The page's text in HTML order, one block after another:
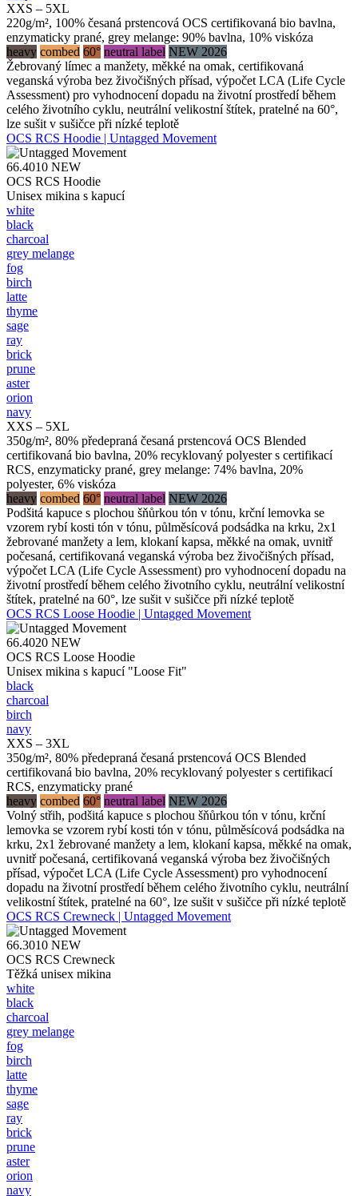
XXS – 5XL
220g/m², 100% česaná prstencová OCS certifikovaná bio bavlna,
enzymaticky prané, grey melange: 90% bavlna, 10% viskóza
heavy combed 60° neutral label NEW 2026
Žebrovaný límec a manžety, měkké na omak, certifikovaná
veganská výroba bez živočišných přísad, výpočet LCA (Life Cycle
Assessment) pro vyhodnocení dopadu na životní prostředí během
celého životního cyklu, neutrální velikostní štítek, pratelné na 60°,
lze sušit v sušičce při nízké teplotě
OCS RCS Hoodie | Untagged Movement
66.4010 NEW
OCS RCS Hoodie
Unisex mikina s kapucí
white
black
charcoal
grey melange
fog
birch
latte
thyme
sage
ray
brick
prune
aster
orion
navy
XXS – 5XL
350g/m², 80% předepraná česaná prstencová OCS Blended
certifikovaná bio bavlna, 20% recyklovaný polyester s certifikací
RCS, enzymaticky prané, grey melange: 74% bavlna, 20%
polyester, 6% viskóza
heavy combed 60° neutral label NEW 2026
Podšitá kapuce s plochou šňůrkou tón v tónu, krční lemovka se
vzorem rybí kosti tón v tónu, půlměsícová podsádka na krku, 2x1
žebrované manžety a lem, klokaní kapsa, měkké na omak, uvnitř
počesaná, certifikovaná veganská výroba bez živočišných přísad,
výpočet LCA (Life Cycle Assessment) pro vyhodnocení dopadu na
životní prostředí během celého životního cyklu, neutrální velikostní
štítek, pratelné na 60°, lze sušit v sušičce při nízké teplotě
OCS RCS Loose Hoodie | Untagged Movement
66.4020 NEW
OCS RCS Loose Hoodie
Unisex mikina s kapucí "Loose Fit"
black
charcoal
birch
navy
XXS – 3XL
350g/m², 80% předepraná česaná prstencová OCS Blended
certifikovaná bio bavlna, 20% recyklovaný polyester s certifikací
RCS, enzymaticky prané
heavy combed 60° neutral label NEW 2026
Volný střih, podšitá kapuce s plochou šňůrkou tón v tónu, krční
lemovka se vzorem rybí kosti tón v tónu, půlměsícová podsádka na
krku, 2x1 žebrované manžety a lem, klokaní kapsa, měkké na omak,
uvnitř počesaná, certifikovaná veganská výroba bez živočišných
přísad, výpočet LCA (Life Cycle Assessment) pro vyhodnocení
dopadu na životní prostředí během celého životního cyklu, neutrální
velikostní štítek, pratelné na 60°, lze sušit v sušičce při nízké teplotě
OCS RCS Crewneck | Untagged Movement
66.3010 NEW
OCS RCS Crewneck
Těžká unisex mikina
white
black
charcoal
grey melange
fog
birch
latte
thyme
sage
ray
brick
prune
aster
orion
navy